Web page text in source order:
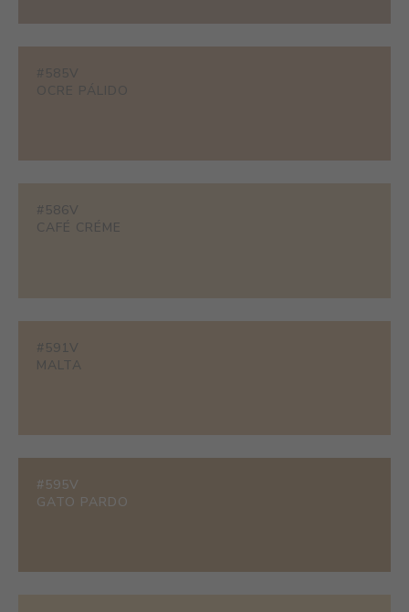
#585V
OCRE PÁLIDO
#586V
CAFÉ CRÉME
#591V
MALTA
#595V
GATO PARDO